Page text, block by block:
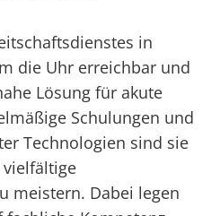
in
die Uhr erreichbar und
Lösung für akute
Schulungen und
Technologien sind sie
meistern. Dabei legen